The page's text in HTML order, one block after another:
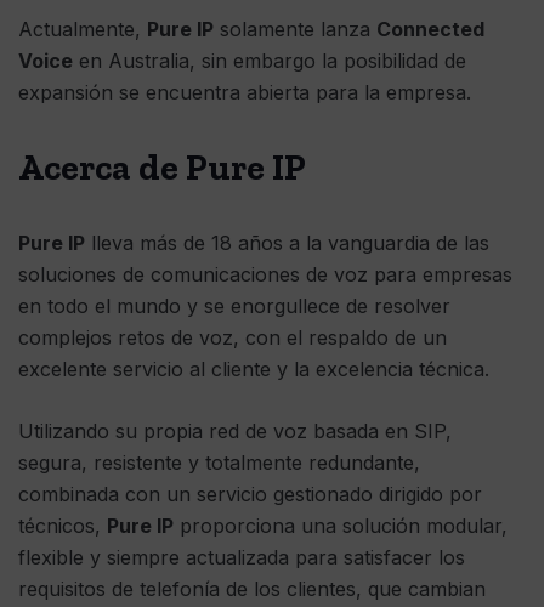
Actualmente, Pure IP solamente lanza Connected
Voice en Australia, sin embargo la posibilidad de
expansión se encuentra abierta para la empresa.
Acerca de Pure IP
Pure IP lleva más de 18 años a la vanguardia de las
soluciones de comunicaciones de voz para empresas
en todo el mundo y se enorgullece de resolver
complejos retos de voz, con el respaldo de un
excelente servicio al cliente y la excelencia técnica.
Utilizando su propia red de voz basada en SIP,
segura, resistente y totalmente redundante,
combinada con un servicio gestionado dirigido por
técnicos, Pure IP proporciona una solución modular,
flexible y siempre actualizada para satisfacer los
requisitos de telefonía de los clientes, que cambian